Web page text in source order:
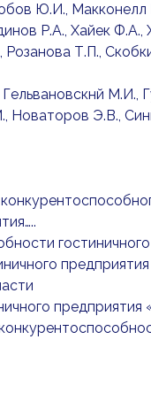
Ю.И.,
Р.А., Хайек
Т.П.,
М.И.,
Э.В.,
предприятия